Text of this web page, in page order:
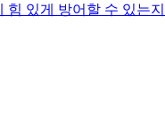
있게 방어할 수 있는